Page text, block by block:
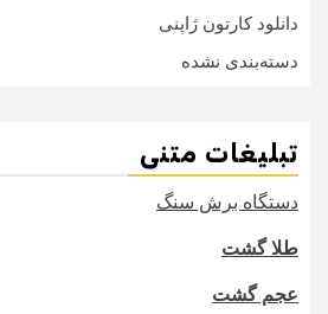
دانلود کارتون ژاپنی
دسته‌بندی نشده
تبلیغات متنی
دستگاه برش سنگ
طلا گشت
عجم گشت